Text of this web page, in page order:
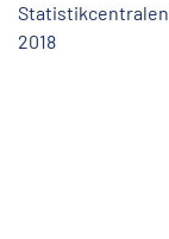
Statistikcentralen
2018